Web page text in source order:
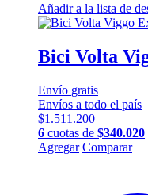
Añadir a la lista de
Bici Volta
Envío gratis
Envíos a todo el país
$1.511.200
6 cuotas de $340.020
Agregar Este
Comparar